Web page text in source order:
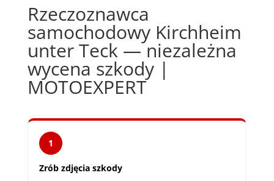
Rzeczoznawca
samochodowy Kirchheim
unter Teck — niezależna
wycena szkody |
MOTOEXPERT
1
Zrób zdjęcia szkody